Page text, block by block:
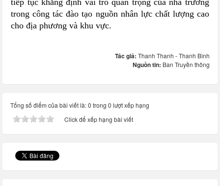
trong công tác đào tạo nguồn nhân lực chất lượng cao
cho địa phương và khu vực.
Tác giả: Thanh Thanh - Thanh Bình
Nguồn tin: Ban Truyền thông
Tổng số điểm của bài viết là: 0 trong 0 lượt xếp hạng
Click để xếp hạng bài viết